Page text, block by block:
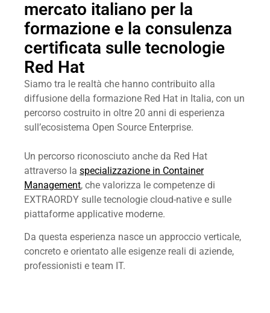
mercato italiano per la
formazione e la consulenza
certificata sulle tecnologie
Red Hat
Siamo tra le realtà che hanno contribuito alla
diffusione della formazione Red Hat in Italia, con un
percorso costruito in oltre 20 anni di esperienza
sull’ecosistema Open Source Enterprise.
Un percorso riconosciuto anche da Red Hat
attraverso la specializzazione in Container
Management, che valorizza le competenze di
EXTRAORDY sulle tecnologie cloud-native e sulle
piattaforme applicative moderne.
Da questa esperienza nasce un approccio verticale,
concreto e orientato alle esigenze reali di aziende,
professionisti e team IT.